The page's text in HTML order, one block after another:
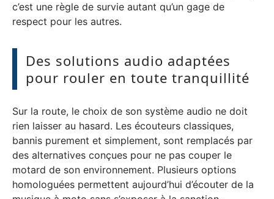
c’est une règle de survie autant qu’un gage de
respect pour les autres.
Des solutions audio adaptées
pour rouler en toute tranquillité
Sur la route, le choix de son système audio ne doit
rien laisser au hasard. Les écouteurs classiques,
bannis purement et simplement, sont remplacés par
des alternatives conçues pour ne pas couper le
motard de son environnement. Plusieurs options
homologuées permettent aujourd’hui d’écouter de la